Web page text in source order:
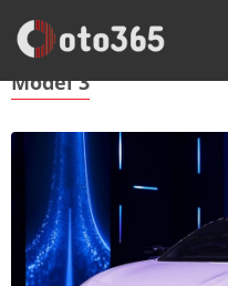
Trang Chủ Model 3
Model 3